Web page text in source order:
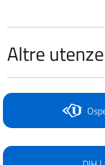
Altre utenze